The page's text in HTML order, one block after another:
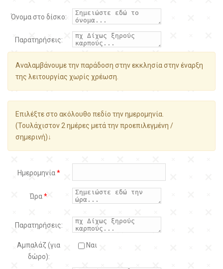
Όνομα στο δίσκο:
Παρατηρήσεις:
Αναλαμβάνουμε την παράδοση στην εκκλησία στην έναρξη
της λειτουργίας χωρίς χρέωση.
Επιλέξτε στο ακόλουθο πεδίο την ημερομηνία.
(Τουλάχιστον 2 ημέρες μετά την προεπιλεγμένη /
σημερινή)↓
Ημερομηνία*
Ώρα*
Παρατηρήσεις:
Αμπαλάζ (για
δώρο):
Ναι